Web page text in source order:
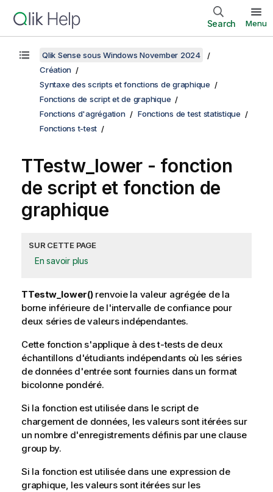
Search Menu
Qlik Sense sous Windows November 2024
Création
Syntaxe des scripts et fonctions de graphique
Fonctions de script et de graphique
Fonctions d'agrégation
Fonctions de test statistique
Fonctions t-test
TTestw_lower - fonction
de script et fonction de
graphique
SUR CETTE PAGE
En savoir plus
TTestw_lower()renvoie la valeur agrégée de la
borne inférieure de l'intervalle de confiance pour
deux séries de valeurs indépendantes.
Cette fonction s'applique à des t-tests de deux
échantillons d'étudiants indépendants où les séries
de données d'entrée sont fournies dans un format
bicolonne pondéré.
Si la fonction est utilisée dans le script de
chargement de données, les valeurs sont itérées sur
un nombre d'enregistrements définis par une clause
group by.
Si la fonction est utilisée dans une expression de
graphique, les valeurs sont itérées sur les